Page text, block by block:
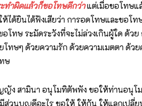
ทำผิดแล้วก็ขอโทษดีกว่าแต่เมื่อขอโทษแ
ได้ยินได้ฟังเสียว่า การอดโทษและขอ
ทษ ระมัดระวังที่จะไม่ล่วงเกินผู้ใด ด้ว
ษๆ ด้วยความรัก ด้วยความเมตตา ด้ว
ษ
ราต้องพยายามทำตนให้มันก้าวหน้าให้มันเหนือกว่าประชาชนไว้และประชาชนก็ยังคงเคารพ มันจึงจะตั้งอยู่ได้ ทีนี้ก็อยากจะพูดถึงเรื่องที่ว่าพระเรา พระภิกษุสามเณรของเราจะมีความมั่นคงได้อย่างไรบ้าง ปีนี้ผมขอโอกาสพูด ถ้าว่าจะทำความรำคาญบ้างก็ขออภัย ขอให้ช่วยตั้งใจฟัง ซึ่งผมรู้สึกว่ามันน่าสนใจเหลือเกิน ข้อนั้นก็คือ การที่เป็นพระของเราอยู่กันได้หลายพรรษาหรือว่าอยู่ไม่ได้ไม่ทันออกพรรษาก็รบเร้าแต่จะสึก เนี่ยซึ่งมันปรากฎมากขึ้น บวชแล้วไม่ทันจะออกพรรษา อยากจะสึก ให้สึกกะสึก ถ้าเกิดนิยมบวชไม่เข้าพรรษากันมากขึ้น บวช 15 วัน บวช 7 วันมากขึ้น พอถึงคราวพรรษาก็ไม่บวช ก็บวชน้อยลง บวชแล้วก็อยู่ไม่ค่อยจะได้ จะพูดถึง จะวินิจฉัยถึงข้อที่อยู่กันไม่ค่อยจะได้ ขออาราธนาเพื่อนรุ่นราวคราวเดียวกัน เพื่อนผู้หลักผู้ใหญ่เป็นเจ้าอาวาสเป็นเจ้าคณะตำบลหรือเป็นเจ้าคณะไหนก็ตามใจ ซึ่งมีอิทธิพลพอที่จะปรับปรุงเรื่องนี้ได้ ผมขอถวายความเห็น ผมไม่มีอำนาจที่จะบังคับให้ทำอะไร แต่จะขอถวายความเห็นว่าเห็นด้วยแล้วก็คงจะเอาไปทำตามเองว่าขนบธรรมเนียมประเพณีที่ทำให้พระเรามั่นคงในพระศาสนา มันมีอยู่คือขนบธรรมเนียมประเพณีแต่โบราณนั่นเอง แต่โบราณ อย่างโบราณ ซึ่งเรามักจะถือว่างมงาย ไอ้ความงมงายเนี่ยมันอยู่คู่กับความขลังหรือความศักดิ์สิทธิ์ ความขลัง ความศักดิ์สิทธิ์ มันช่วยให้ทำจริง ช่วยให้ปฏิบัติจริง ช่วยให้เอาจริง เราควรจะมีความขลัง ความศักดิ์สิทธิ์ไว้ตามสมควรและก็ไม่ต้องงมงาย ไอ้ที่งมงายเป็นเพราะว่าเราไม่เข้าใจ ไม่รู้เรื่องมันจึงเป็นเรื่องงมงาย เพราะฉะนั้นขอให้พิจารณากันใหม่ ว่าผู้ที่บวชแล้ว ปฏิบัติตนในกิจประจำวันขอให้ทำกันใหม่ แบบที่ครูบาอาจารย์ของครูบาอาจารย์ของครูบาอาจารย์ เขาเคยทำกันมา ซึ่งเรามักจะเห็นเป็นเรื่องงมงาย ขอแสดงเป็นเรื่องๆ เป็นข้อๆไปก่อนแล้วค่อยวิจารณ์กันทีหลัง ว่าบวชเราจะต้องมีกิจวัตรที่ทำ เช่นว่า มาอยู่วัด เรียน ยะถาปัจจะยัง ทีนี้จะไม่เอากันแล้ว ผมเข้าใจว่าคงเลิกกันหมดแล้ว ว่าอยู่วัดต้องเรียน ยะถาปัจจะยัง เมื่อผมมาแรกมาอยู่วัด สิ่งที่เรียนเรื่องแรกก็คือ ยะถาปัจจะยัง ยะถาปัจจะยังเป็นหัวใจทั้งหมด หัวใจแท้ๆจริงๆของพระพุทธศาสนาคือข้อที่ว่าอาทุปัทเม เวตัง มันเป็นเพียงสักว่าธาตุตามธรรมชาติ นิจสัจโต นิจชีโว สุญโญ ไม่ใช่สัตว์ ไม่ใช่บุคคล ว่างเปล่าจากความหมายแห่งตัวตนคือบุคคลนี้ก็ดี จีวรที่บุคคลนี้นุ่งห่มก็ดี บิณฑบาตที่ฉันก็ดี เสนาสนะที่อาศัยก็ดี ยาที่กินก็ดี มันไม่ใช่สัตว์ไม่ใช่บุคคล ว่างเปล่าจากความหมายแห่งตัวตน เป็นสักว่าธาตุ นี้หัวใจของพระพุทธศาสนา ถ้าไม่เชื่อก็ลองไปนั่นดูเถอะ ลองไปจับทั้งหมดมาประมวลดูเหอะ หัวใจของพระพุทธศาสนาสอนเรื่อ